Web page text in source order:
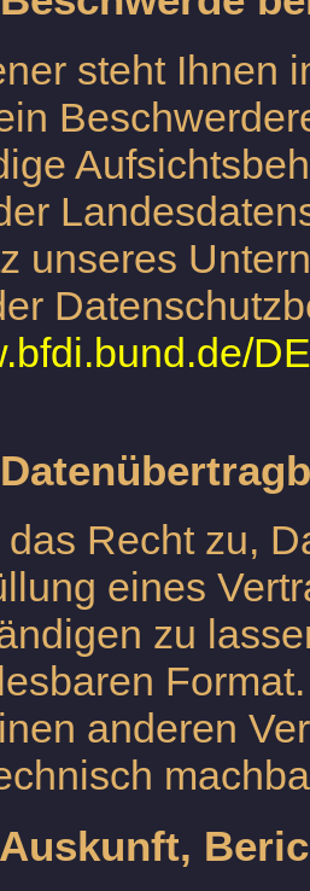
steht Ihnen
unseres
das Recht zu,
eines
zu
anderen